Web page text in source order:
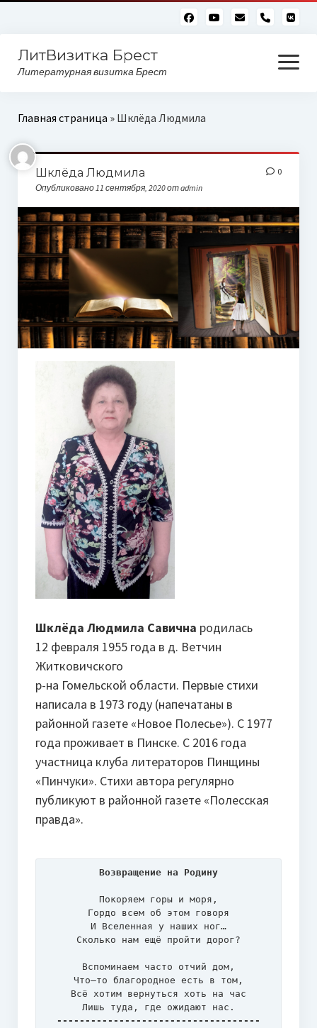
phone
ЛитВизитка Брест
Литературная визитка Брест
открыть
меню
Читающий бульвар
Алфавитный глоссарий
Главная страница » Шклёда Людмила
Шклёда Людмила
Опубликовано 11 сентября, 2020 от admin
0
Шклёда Людмила Савична родилась
12 февраля 1955 года в д. Ветчин
Житковичского
р-на Гомельской области. Первые стихи
написала в 1973 году (напечатаны в
районной газете «Новое Полесье»). С 1977
года проживает в Пинске. С 2016 года
участница клуба литераторов Пинщины
«Пинчуки». Стихи автора регулярно
публикуют в районной газете «Полесская
правда».
Возвращение на Родину
Покоряем горы и моря,
Гордо всем об этом говоря
И Вселенная у наших ног…
Сколько нам ещё пройти дорог?
Вспоминаем часто отчий дом,
Что–то благородное есть в том,
Всё хотим вернуться хоть на час
------------------------------------